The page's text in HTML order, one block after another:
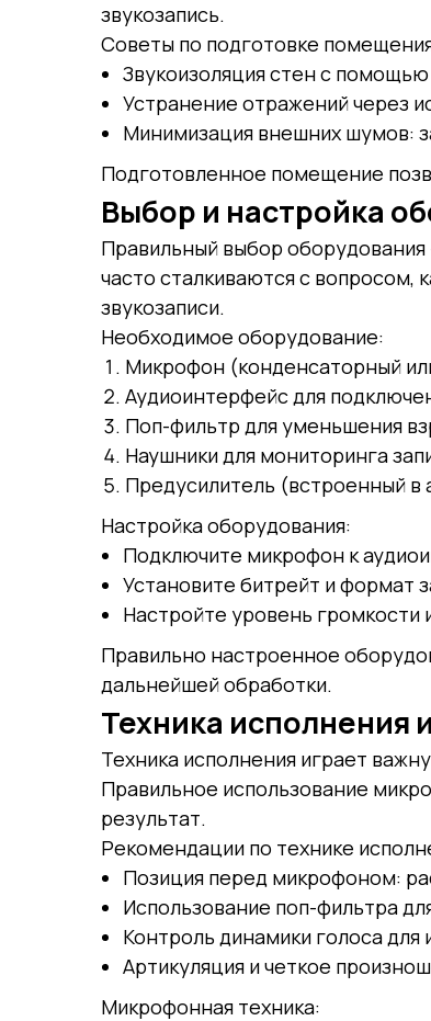
звукозапись.
Советы по подготовке
Звукоизоляция стен с
Устранение отражений через
Минимизация внешних шумов:
Подготовленное помещение
Выбор и настройка
Правильный выбор
часто сталкиваются с
звукозаписи.
Необходимое оборудование:
Микрофон (конденсаторный
Аудиоинтерфейс для
Поп-фильтр для уменьшения
Наушники для мониторинга
Предусилитель (встроенный
Настройка оборудования:
Подключите микрофон к
Установите битрейт и формат
Настройте уровень громкости
Правильно настроенное
дальнейшей обработки.
Техника исполнения
Техника исполнения играет
Правильное использование
результат.
Рекомендации по технике
Позиция перед микрофоном:
Использование поп-фильтра
Контроль динамики голоса для
Артикуляция и четкое
Микрофонная техника: